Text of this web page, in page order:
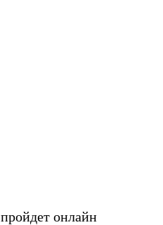
пройдет онлайн